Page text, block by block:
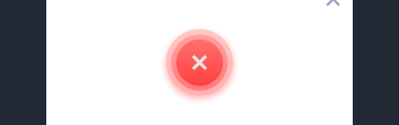
Свяжитесь С Нами
Помощь И Поддержка